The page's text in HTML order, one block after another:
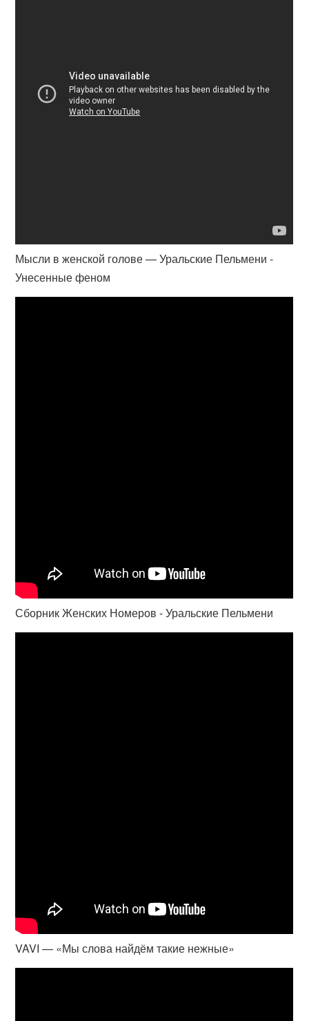
Мысли в женской голове — Уральские Пельмени -
Унесенные феном
Сборник Женских Номеров - Уральские Пельмени
VAVI — «Мы слова найдём такие нежные»